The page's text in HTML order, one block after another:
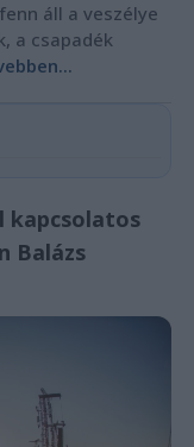
áll a veszélye
a csapadék
kapcsolatos
Balázs